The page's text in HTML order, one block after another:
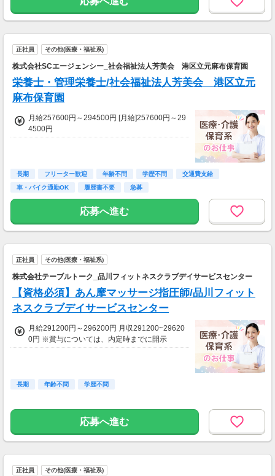
正社員 その他(医療・福祉系)
株式会社SCエージェンシー_社会福祉法人芳美会 港区立元麻布保育園
栄養士・管理栄養士/社会福祉法人芳美会 港区立元
麻布保育園
月給257600円～294500円 [月給]257600円～29
4500円
長期 フリーター歓迎 年齢不問 学歴不問
交通費支給
車・バイク通勤OK
履歴書不要 急募
応募へ進む
正社員 その他(医療・福祉系)
株式会社テーブルトーク_品川フィットネスクラブデイサービスセンター
【資格必須】あん摩マッサージ指圧師/品川フィット
ネスクラブデイサービスセンター
月給291200円～296200円 月収291200~29620
0円 ※賞与については、内定時までに開示
長期 年齢不問 学歴不問
応募へ進む
正社員 その他(医療・福祉系)